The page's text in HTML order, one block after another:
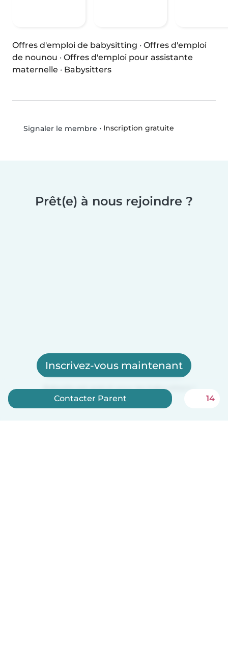
Offres d'emploi de babysitting · Offres d'emploi
de nounou · Offres d'emploi pour assistante
maternelle · Babysitters
Signaler le membre • Inscription gratuite
Prêt(e) à nous rejoindre ?
Inscrivez-vous maintenant
Babysits est gratuit pour les baby-sitters !
Contacter Parent 14